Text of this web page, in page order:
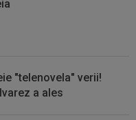
"telenovela" verii!
a ales